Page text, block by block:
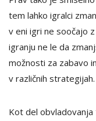
tem lahko igralci
v eni igri ne soočajo
igranju ne le da
možnosti za zabavo
v različnih strategijah.
Kot del